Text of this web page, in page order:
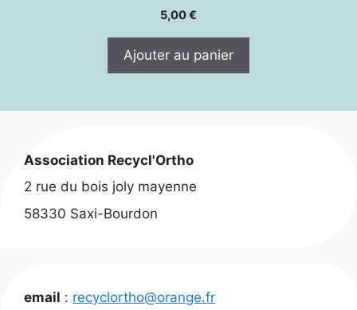
5,00€
Ajouter au panier
Association Recycl'Ortho
2 rue du bois joly mayenne
58330 Saxi-Bourdon
email : recyclortho@orange.fr